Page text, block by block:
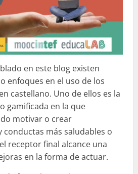
en este blog existen
enfoques en el uso de los
castellano. Uno de ellos es la
gamificada en la que
motivar o crear
más saludables o
receptor final alcance una
en la forma de actuar.